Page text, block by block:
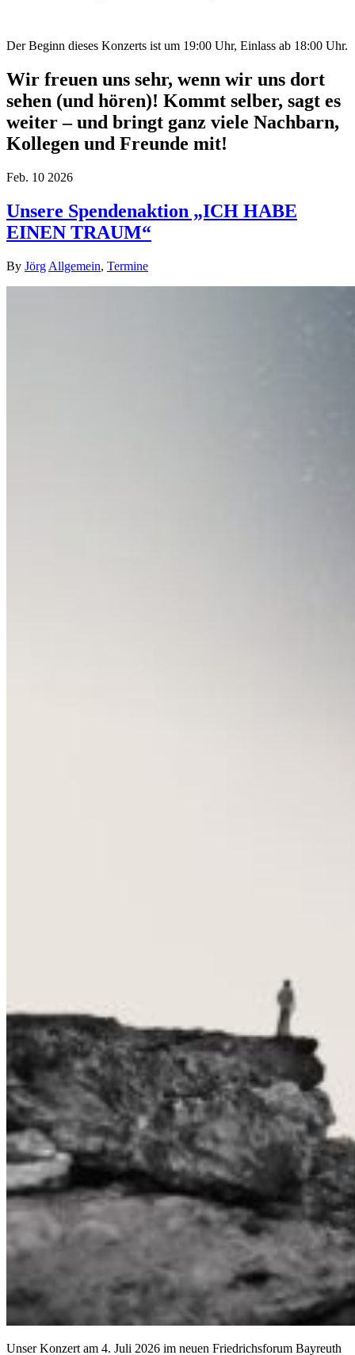
Der Beginn dieses Konzerts ist um 19:00 Uhr, Einlass ab 18:00 Uhr.
Wir freuen uns sehr, wenn wir uns dort
sehen (und hören)! Kommt selber, sagt es
weiter – und bringt ganz viele Nachbarn,
Kollegen und Freunde mit!
Feb. 10 2026
Unsere Spendenaktion „ICH HABE
EINEN TRAUM“
By Jörg Allgemein, Termine
Unser Konzert am 4. Juli 2026 im neuen Friedrichsforum Bayreuth